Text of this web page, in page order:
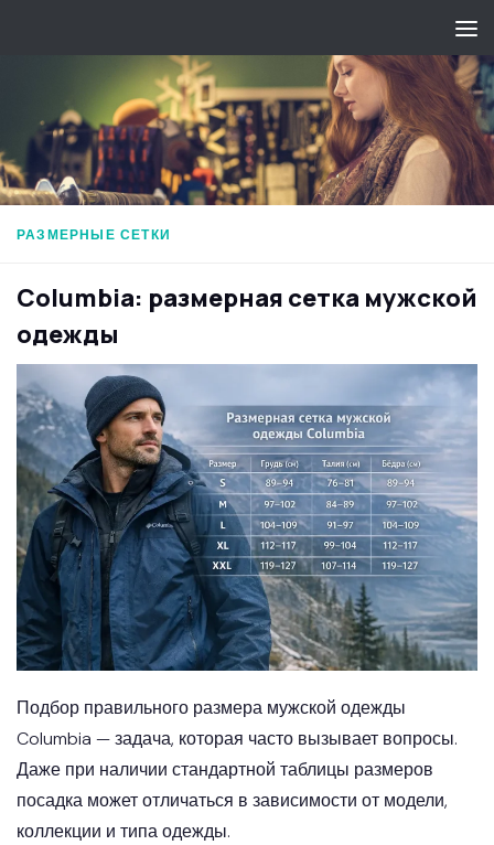
РАЗМЕРНЫЕ СЕТКИ
Columbia: размерная сетка мужской
одежды
Подбор правильного размера мужской одежды
Columbia — задача, которая часто вызывает вопросы.
Даже при наличии стандартной таблицы размеров
посадка может отличаться в зависимости от модели,
коллекции и типа одежды.